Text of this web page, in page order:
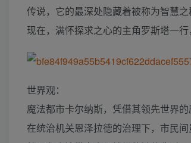
传说，它的最深处隐藏着被称为智慧之
现在，满怀探求之心的主角罗斯塔一行
世界观：
魔法都市卡尔纳斯，凭借其领先世界的
在统治机关恩泽拉德的治理下，市民